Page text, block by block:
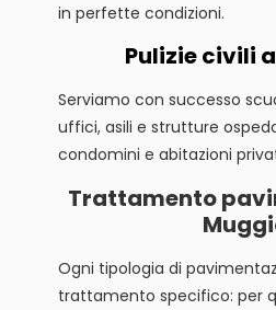
in perfette condizioni.
Pulizie civili
Serviamo con successo
uffici, asili e strutture
condomini e abitazioni
Trattamento
Ogni tipologia di
trattamento specifico: per